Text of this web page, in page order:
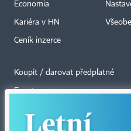
Economia
Kariéra v HN
Ceník inzerce
Koupit / darovat předplatné
Eventy
RSS kanály